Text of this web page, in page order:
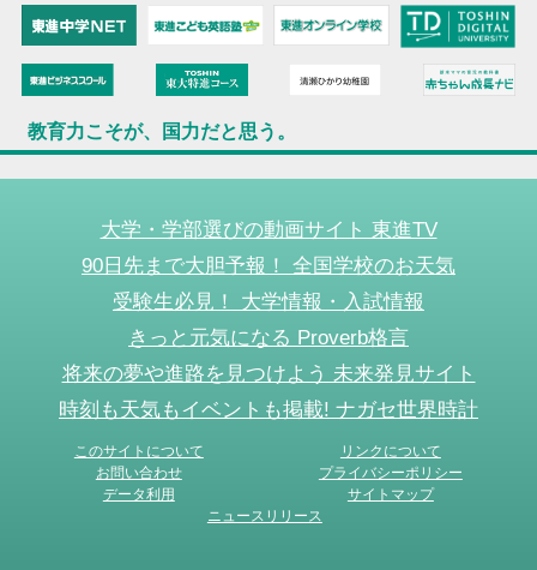
教育力こそが、国力だと思う。
大学・学部選びの動画サイト 東進TV
90日先まで大胆予報！ 全国学校のお天気
受験生必見！ 大学情報・入試情報
きっと元気になる Proverb格言
将来の夢や進路を見つけよう 未来発見サイト
時刻も天気もイベントも掲載! ナガセ世界時計
このサイトについて
リンクについて
お問い合わせ
プライバシーポリシー
データ利用
サイトマップ
ニュースリリース